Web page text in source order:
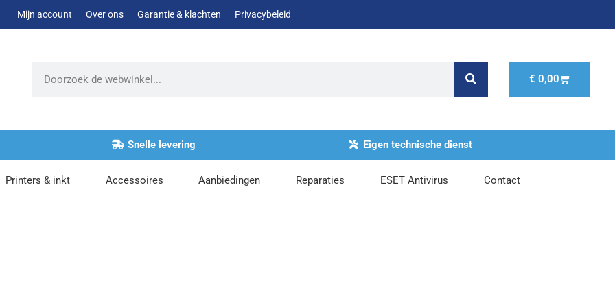
Mijn account Over ons Garantie & klachten Privacybeleid
€ 0,00
Snelle levering Eigen technische dienst
Printers & inkt Accessoires Aanbiedingen Reparaties ESET Antivirus Contact